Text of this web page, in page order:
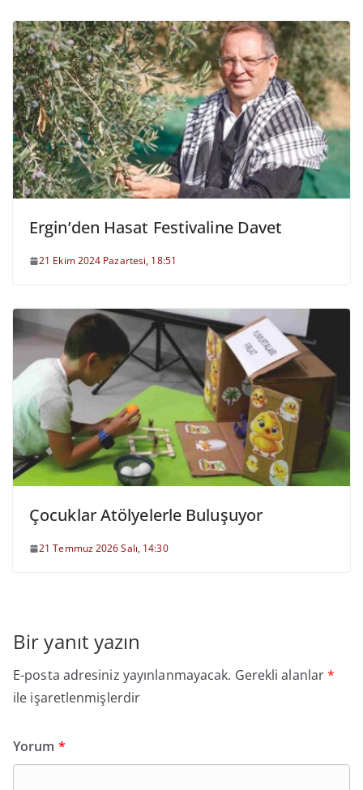
Ergin’den Hasat Festivaline Davet
21 Ekim 2024 Pazartesi, 18:51
Çocuklar Atölyelerle Buluşuyor
21 Temmuz 2026 Salı, 14:30
Bir yanıt yazın
E-posta adresiniz yayınlanmayacak. Gerekli alanlar*
ile işaretlenmişlerdir
Yorum *